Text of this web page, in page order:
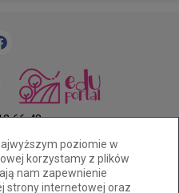
poziomie w
korzystamy z plików
nam zapewnienie
strony internetowej oraz
66 43
Biała 43-300
dostępności